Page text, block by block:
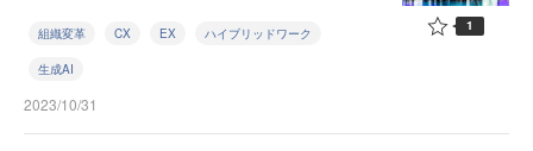
組織変革 CX EX ハイブリッドワーク
生成AI
2023/10/31
1